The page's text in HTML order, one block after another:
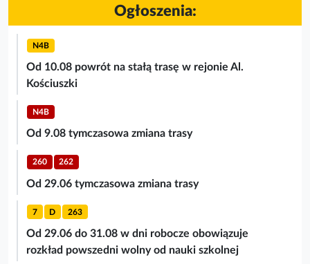
Ogłoszenia:
N4B
Od 10.08 powrót na stałą trasę w rejonie Al.
Kościuszki
N4B
Od 9.08 tymczasowa zmiana trasy
260 262
Od 29.06 tymczasowa zmiana trasy
7 D 263
Od 29.06 do 31.08 w dni robocze obowiązuje
rozkład powszedni wolny od nauki szkolnej